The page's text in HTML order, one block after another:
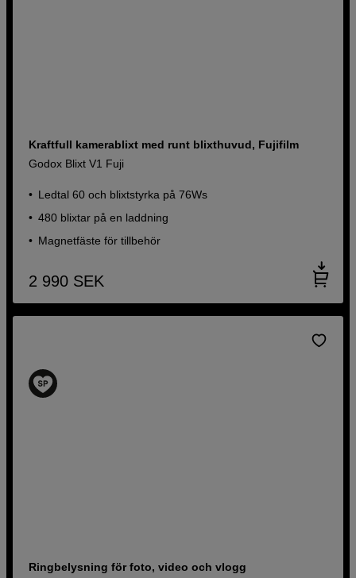
Kraftfull kamerablixt med runt blixthuvud, Fujifilm
Godox Blixt V1 Fuji
Ledtal 60 och blixtstyrka på 76Ws
480 blixtar på en laddning
Magnetfäste för tillbehör
2 990 SEK
Ringbelysning för foto, video och vlogg